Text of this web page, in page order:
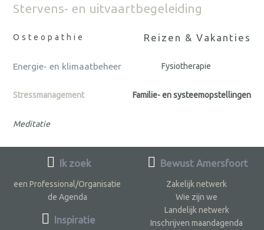
Stervens- en uitvaartbegeleiding
Osteopathie Reizen & Vakanties
Energie- en klimaatbeheer Fysiotherapie
Stressmanagement Familie- en systeemopstellingen
Meditatie
Ik zoek
een Professional/Organisatie
de Agenda
Inspiratie
Bewust Amersfoort
Zakelijk netwerk
Wie zijn we
Landelijk netwerk
Inschrijven maandagenda